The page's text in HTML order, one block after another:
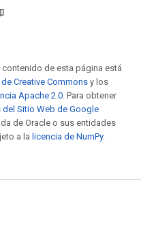
de esta página está
Creative Commons y los
Apache 2.0. Para obtener
del Sitio Web de Google
de Oracle o sus entidades
a la licencia de NumPy.